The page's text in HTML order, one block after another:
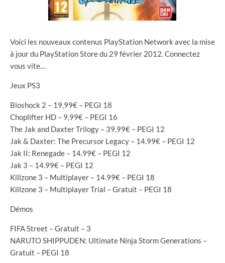
Voici les nouveaux contenus PlayStation Network avec la mise
à jour du PlayStation Store du 29 février 2012. Connectez
vous vite…
Jeux PS3
Bioshock 2 – 19,99€ – PEGI 18
Choplifter HD – 9,99€ – PEGI 16
The Jak and Daxter Trilogy – 39,99€ – PEGI 12
Jak & Daxter: The Precursor Legacy – 14.99€ – PEGI 12
Jak II: Renegade – 14.99€ – PEGI 12
Jak 3 – 14.99€ – PEGI 12
Killzone 3 – Multiplayer – 14.99€ – PEGI 18
Killzone 3 – Multiplayer Trial – Gratuit – PEGI 18
Démos
FIFA Street – Gratuit – 3
NARUTO SHIPPUDEN: Ultimate Ninja Storm Generations –
Gratuit – PEGI 18